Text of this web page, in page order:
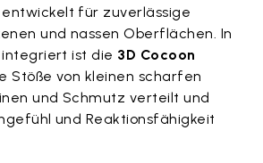
entwickelt für zuverlässige
und nassen Oberflächen. In
integriert ist die 3D Cocoon
Stöße von kleinen scharfen
und Schmutz verteilt und
und Reaktionsfähigkeit